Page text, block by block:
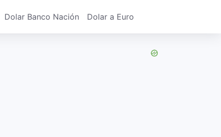
Dolar Banco Nación Dolar a Euro